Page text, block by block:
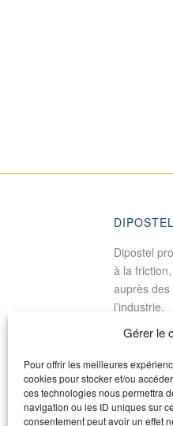
Gérer le
Pour offrir les meilleures
cookies pour stocker et/ou
ces technologies nous permettra
navigation ou les ID uniques sur
consentement peut avoir un effet
DIPOSTEL
Dipostel
à la
auprès
l’industrie.